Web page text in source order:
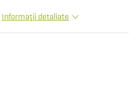
Informaţii detaliate